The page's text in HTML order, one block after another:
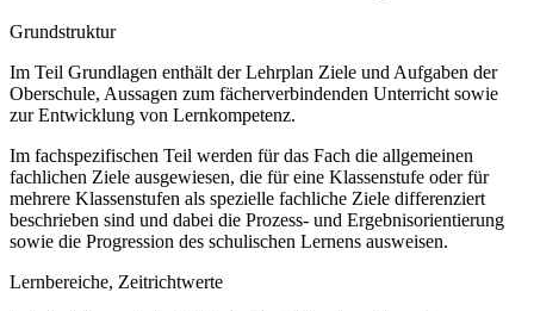
Grundstruktur
Im Teil Grundlagen enthält der Lehrplan Ziele und Aufgaben der
Oberschule, Aussagen zum fächerverbindenden Unterricht sowie
zur Entwicklung von Lernkompetenz.
Im fachspezifischen Teil werden für das Fach die allgemeinen
fachlichen Ziele ausgewiesen, die für eine Klassenstufe oder für
mehrere Klassenstufen als spezielle fachliche Ziele differenziert
beschrieben sind und dabei die Prozess- und Ergebnisorientierung
sowie die Progression des schulischen Lernens ausweisen.
Lernbereiche, Zeitrichtwerte